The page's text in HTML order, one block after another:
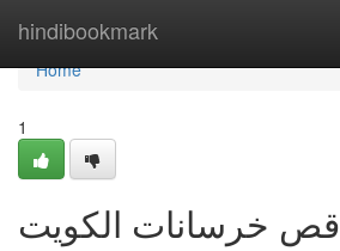
hindibookmark
Home
Home
1
قص خرسانات الكويت